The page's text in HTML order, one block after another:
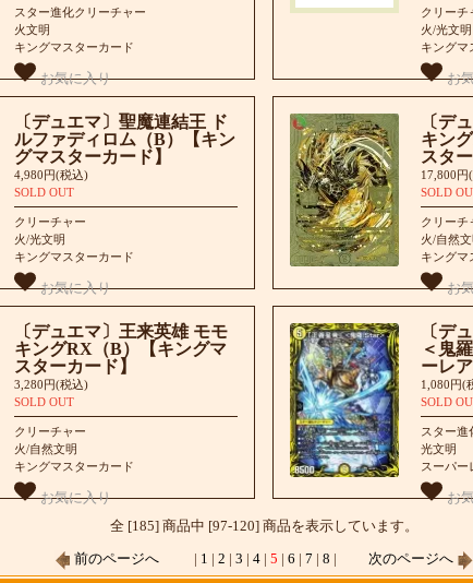
スター進化クリーチャー
火文明
キングマスターカード
お気に入り
クリーチ
火/光文明
キングマ
お
〔デュエマ〕聖魔連結王 ド
ルファディロム（B）【キン
グマスターカード】
4,980円(税込)
SOLD OUT
クリーチャー
火/光文明
キングマスターカード
お気に入り
〔デ
キン
スタ
17,800円
SOLD
クリーチ
火/自然
キングマ
お
〔デュエマ〕王来英雄 モモ
キングRX（B）【キングマ
スターカード】
3,280円(税込)
SOLD OUT
クリーチャー
火/自然文明
キングマスターカード
お気に入り
〔デ
＜鬼
ーレア
1,080円(
SOLD
スター進
光文明
スーパー
お
全 [185] 商品中 [97-120] 商品を表示しています。
前のページへ | 1 | 2 | 3 | 4 | 5 | 6 | 7 | 8 | 次のページへ